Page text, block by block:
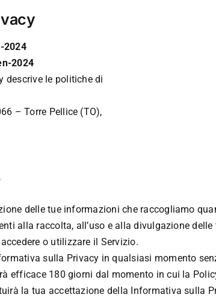
2024
2024
descrive le politiche di
– Torre Pellice (TO),
delle tue informazioni che raccogliamo
alla raccolta, all’uso e alla divulgazione
o utilizzare il Servizio.
sulla Privacy in qualsiasi momento
efficace 180 giorni dal momento in cui la
la tua accettazione della Informativa sulla